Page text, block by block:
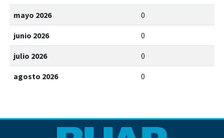
mayo 2026 0
junio 2026 0
julio 2026 0
agosto 2026 0